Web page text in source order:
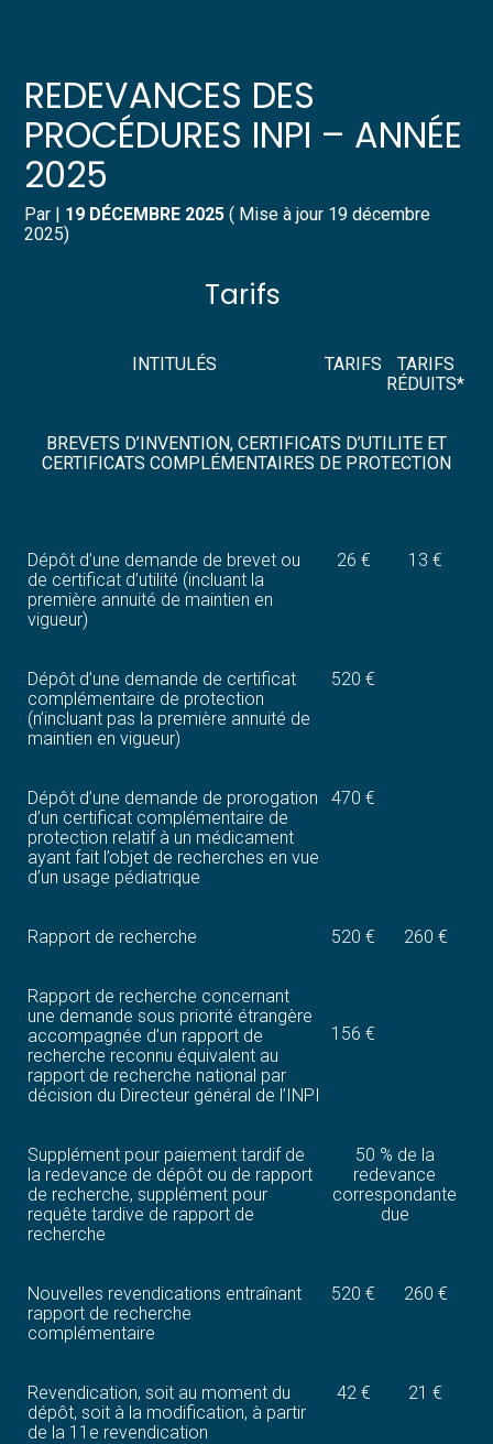
Gérer votre quotidien
Piloter votre entreprise
Développer votre entreprise
Construire votre patrimoine
Suivre votre comptabilité
Gérer vos ressources humaines
Dématérialiser vos documents
REDEVANCES DES
PROCÉDURES INPI – ANNÉE
2025
Par | 19 DÉCEMBRE 2025 ( Mise à jour 19 décembre
2025)
Tarifs
INTITULÉS TARIFS
TARIFS
RÉDUITS*
BREVETS D’INVENTION, CERTIFICATS D’UTILITE ET
CERTIFICATS COMPLÉMENTAIRES DE PROTECTION
Dépôt d’une demande de brevet ou
de certificat d’utilité (incluant la
première annuité de maintien en
vigueur)
26 € 13 €
Dépôt d’une demande de certificat
complémentaire de protection
(n’incluant pas la première annuité de
maintien en vigueur)
520 €
Dépôt d’une demande de prorogation
d’un certificat complémentaire de
protection relatif à un médicament
ayant fait l’objet de recherches en vue
d’un usage pédiatrique
470 €
Rapport de recherche 520 € 260 €
Rapport de recherche concernant
une demande sous priorité étrangère
accompagnée d’un rapport de
recherche reconnu équivalent au
rapport de recherche national par
décision du Directeur général de l’INPI
156 €
Supplément pour paiement tardif de
la redevance de dépôt ou de rapport
de recherche, supplément pour
requête tardive de rapport de
recherche
50 % de la
redevance
correspondante
due
Nouvelles revendications entraînant
rapport de recherche
complémentaire
520 € 260 €
Revendication, soit au moment du
dépôt, soit à la modification, à partir
de la 11e revendication
42 € 21 €